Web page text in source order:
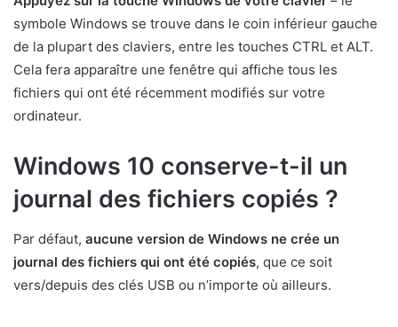
symbole Windows se trouve dans le coin inférieur gauche
de la plupart des claviers, entre les touches CTRL et ALT.
Cela fera apparaître une fenêtre qui affiche tous les
fichiers qui ont été récemment modifiés sur votre
ordinateur.
Windows 10 conserve-t-il un
journal des fichiers copiés ?
Par défaut, aucune version de Windows ne crée un
journal des fichiers qui ont été copiés, que ce soit
vers/depuis des clés USB ou n’importe où ailleurs.